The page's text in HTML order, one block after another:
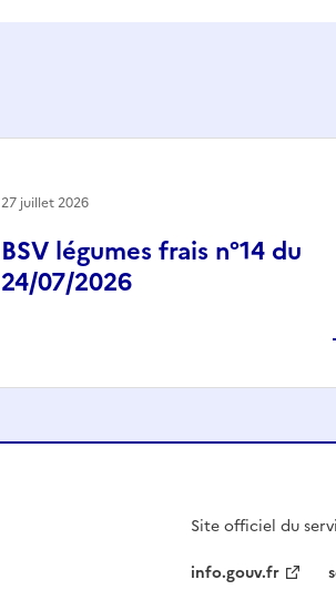
BSV légumes frais n°14 du
24/07/2026
27 juillet 2026
Site officiel du
info.gouv.fr